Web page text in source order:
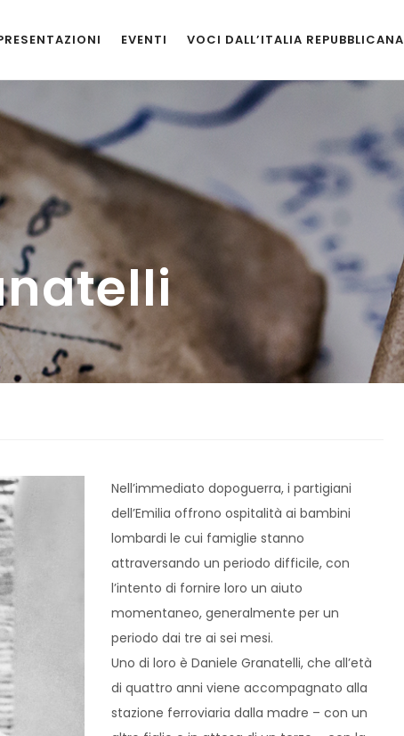
EVENTI VOCI DALL’ITALIA REPUBBLICANA
Nell’immediato dopoguerra, i partigiani
dell’Emilia offrono ospitalità ai bambini
lombardi le cui famiglie stanno
attraversando un periodo difficile, con
l’intento di fornire loro un aiuto
momentaneo, generalmente per un
periodo dai tre ai sei mesi.
Uno di loro è Daniele Granatelli, che all’età
di quattro anni viene accompagnato alla
stazione ferroviaria dalla madre – con un